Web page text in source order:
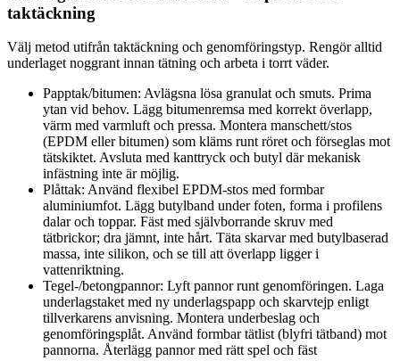
taktäckning
Välj metod utifrån taktäckning och genomföringstyp. Rengör alltid
underlaget noggrant innan tätning och arbeta i torrt väder.
Papptak/bitumen: Avlägsna lösa granulat och smuts. Prima
ytan vid behov. Lägg bitumenremsa med korrekt överlapp,
värm med varmluft och pressa. Montera manschett/stos
(EPDM eller bitumen) som kläms runt röret och förseglas mot
tätskiktet. Avsluta med kanttryck och butyl där mekanisk
infästning inte är möjlig.
Plåttak: Använd flexibel EPDM-stos med formbar
aluminiumfot. Lägg butylband under foten, forma i profilens
dalar och toppar. Fäst med självborrande skruv med
tätbrickor; dra jämnt, inte hårt. Täta skarvar med butylbaserad
massa, inte silikon, och se till att överlapp ligger i
vattenriktning.
Tegel-/betongpannor: Lyft pannor runt genomföringen. Laga
underlagstaket med ny underlagspapp och skarvtejp enligt
tillverkarens anvisning. Montera underbeslag och
genomföringsplåt. Använd formbar tätlist (blyfri tätband) mot
pannorna. Återlägg pannor med rätt spel och fäst